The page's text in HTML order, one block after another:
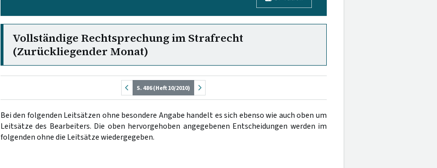
Vollständige Rechtsprechung im Strafrecht
(Zurückliegender Monat)
S. 486 (Heft 10/2010)
Bei den folgenden Leitsätzen ohne besondere Angabe handelt es sich ebenso wie auch oben um
Leitsätze des Bearbeiters. Die oben hervorgehoben angegebenen Entscheidungen werden im
folgenden ohne die Leitsätze wiedergegeben.